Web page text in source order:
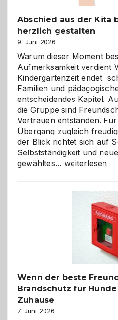
Abschied aus der Kita
herzlich gestalten
9. Juni 2026
Warum dieser Moment
Aufmerksamkeit verdient
Kindergartenzeit endet,
Familien und
entscheidendes Kapitel.
die Gruppe sind
Vertrauen entstanden.
Übergang zugleich
der Blick richtet sich auf
Selbstständigkeit und
gewähltes…Abschied
bewusst
herzlich
gestalten
weiterlesen
Wenn der beste
Brandschutz für
Zuhause
7. Juni 2026